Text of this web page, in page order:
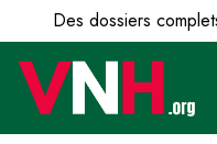
Des dossiers